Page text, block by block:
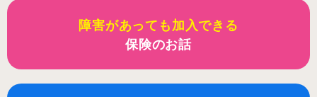
障害があっても加入できる
保険のお話